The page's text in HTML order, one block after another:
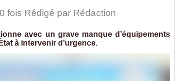
fois Rédigé par Rédaction
avec un grave manque d’équipements
à intervenir d’urgence.